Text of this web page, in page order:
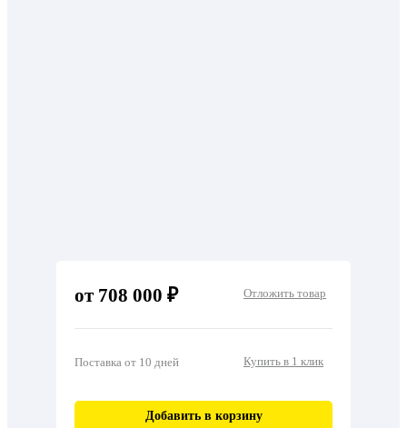
от 708 000 ₽ Отложить товар
Поставка от 10 дней Купить в 1 клик
Добавить в корзину